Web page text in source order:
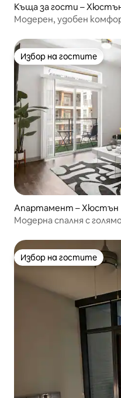
Къща за гости –
Модерен, удобен
Избор на гостите
Избор на гостите
Апартамент – Хюстън
Модерна спалня с
Избор на гостите
Избор на гостите